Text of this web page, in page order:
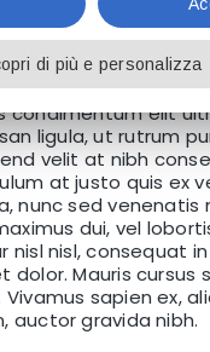
I GET
quis erat
blandit nisi ac
condimentum elit
ligula, ut rutrum
velit at nibh
at justo quis ex
nunc sed venenatis
dui, vel
nisl nisl, consequat
dolor. Mauris cursus
sapien ex,
auctor gravida nibh.
di più e personalizza